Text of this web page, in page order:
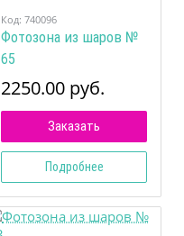
Код: 740096
Фотозона из шаров №
65
2250.00 руб.
Заказать
Подробнее